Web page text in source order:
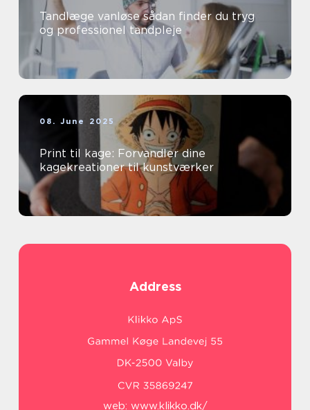
Tandlæge vanløse sådan finder du tryg
og professionel tandpleje
08. June 2025
Print til kage: Forvandler dine
kagekreationer til kunstværker
Address
web: www.klikko.dk/